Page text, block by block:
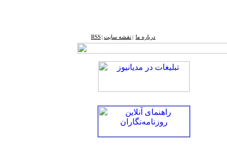
درباره ما نقشه ‌سایت RSS